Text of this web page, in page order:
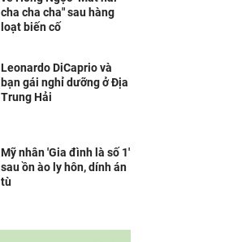
cha cha cha" sau hàng
loạt biến cố
Leonardo DiCaprio và
bạn gái nghỉ dưỡng ở Địa
Trung Hải
Mỹ nhân 'Gia đình là số 1'
sau ồn ào ly hôn, dính án
tù